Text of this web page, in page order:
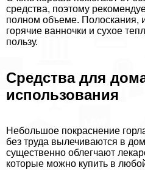
средства, поэтому
полном объеме. Полоскания,
горячие ванночки и сухое
пользу.
Средства для
использования
Небольшое покраснение
без труда вылечиваются в
существенно облегчают
которые можно купить в